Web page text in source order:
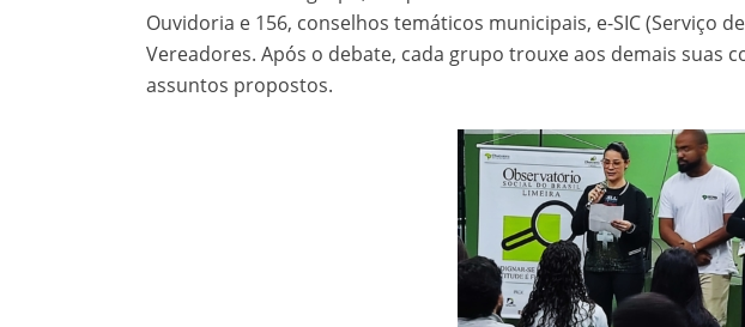
Ouvidoria e 156, conselhos temáticos municipais, e-SIC (Serviço
Vereadores. Após o debate, cada grupo trouxe aos demais suas
assuntos propostos.